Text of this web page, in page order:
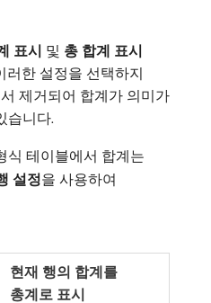
표시 및 총 합계 표시
러한 설정을 선택하지
제거되어 합계가 의미가
습니다.
식 테이블에서 합계는
설정​을 사용하여
현재 행의 합계를
총계로 표시